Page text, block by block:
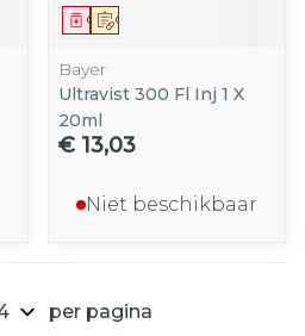
Op voorschrift
Geneesmiddel
Bayer
Ultravist 300 Fl Inj 1 X
20ml
€ 13,03
Niet beschikbaar
per pagina